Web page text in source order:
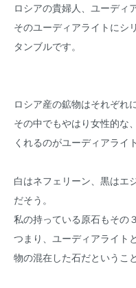
ロシアの貴婦人、ユーディ
そのユーディアライトにシ
タンブルです。
ロシア産の鉱物はそれぞれ
その中でもやはり女性的な
くれるのがユーディアライ
白はネフェリーン、黒はエ
だそう。
私の持っている原石もその
つまり、ユーディアライト
物の混在した石だというこ